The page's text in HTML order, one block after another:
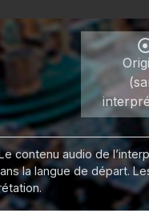
contenu audio de
la langue de départ.